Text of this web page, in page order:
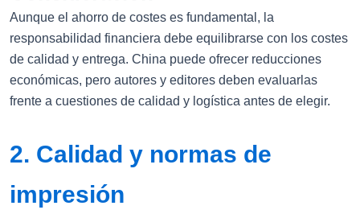
Aunque el ahorro de costes es fundamental, la
responsabilidad financiera debe equilibrarse con los costes
de calidad y entrega. China puede ofrecer reducciones
económicas, pero autores y editores deben evaluarlas
frente a cuestiones de calidad y logística antes de elegir.
2. Calidad y normas de
impresión